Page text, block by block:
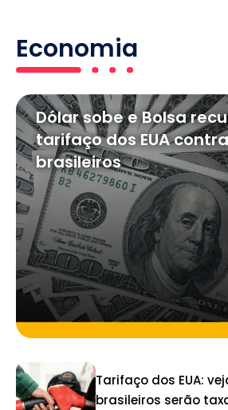
Economia
Dólar sobe e Bolsa
tarifaço dos EUA
brasileiros
Tarifaço dos EUA:
brasileiros serão